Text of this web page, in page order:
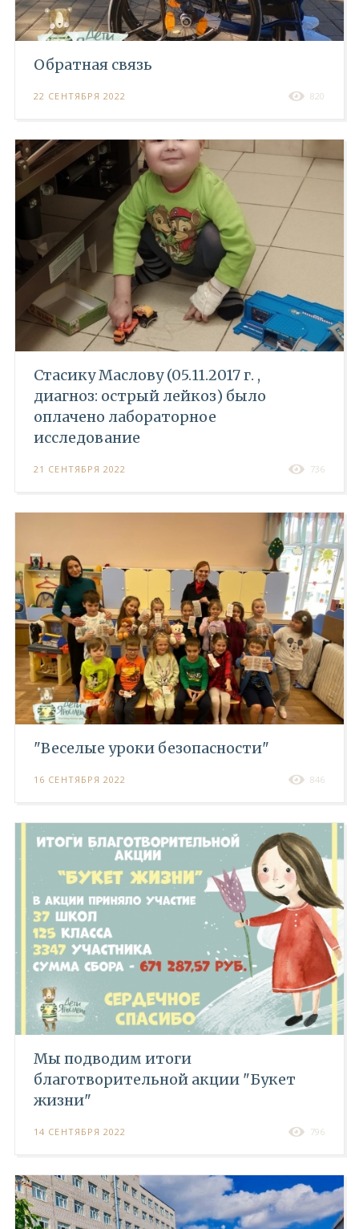
Обратная связь
22 СЕНТЯБРЯ 2022 820
Стасику Маслову (05.11.2017 г. ,
диагноз: острый лейкоз) было
оплачено лабораторное
исследование
21 СЕНТЯБРЯ 2022 736
"Веселые уроки безопасности"
16 СЕНТЯБРЯ 2022 846
Мы подводим итоги
благотворительной акции "Букет
жизни"
14 СЕНТЯБРЯ 2022 796